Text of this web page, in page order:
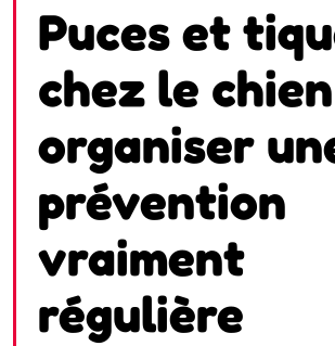
Puces et
chez le
organiser
prévention
vraiment
régulière